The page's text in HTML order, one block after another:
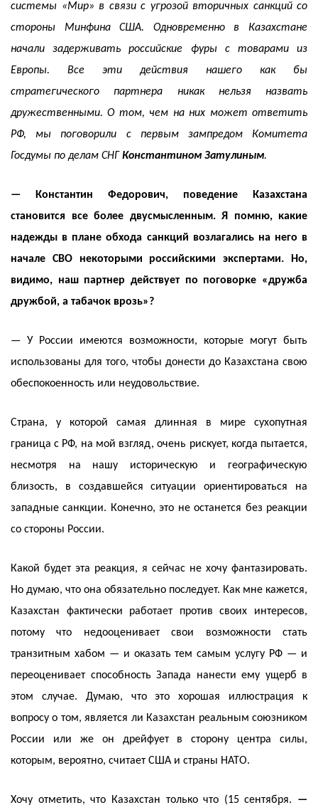
системы «Мир» в связи с угрозой вторичных санкций со
стороны Минфина США. Одновременно в Казахстане
начали задерживать российские фуры с товарами из
Европы. Все эти действия нашего как бы
стратегического партнера никак нельзя назвать
дружественными. О том, чем на них может ответить
РФ, мы поговорили с первым зампредом Комитета
Госдумы по делам СНГ Константином Затулиным.
— Константин Федорович, поведение Казахстана
становится все более двусмысленным. Я помню, какие
надежды в плане обхода санкций возлагались на него в
начале СВО некоторыми российскими экспертами. Но,
видимо, наш партнер действует по поговорке «дружба
дружбой, а табачок врозь»?
— У России имеются возможности, которые могут быть
использованы для того, чтобы донести до Казахстана свою
обеспокоенность или неудовольствие.
Страна, у которой самая длинная в мире сухопутная
граница с РФ, на мой взгляд, очень рискует, когда пытается,
несмотря на нашу историческую и географическую
близость, в создавшейся ситуации ориентироваться на
западные санкции. Конечно, это не останется без реакции
со стороны России.
Какой будет эта реакция, я сейчас не хочу фантазировать.
Но думаю, что она обязательно последует. Как мне кажется,
Казахстан фактически работает против своих интересов,
потому что недооценивает свои возможности стать
транзитным хабом — и оказать тем самым услугу РФ — и
переоценивает способность Запада нанести ему ущерб в
этом случае. Думаю, что это хорошая иллюстрация к
вопросу о том, является ли Казахстан реальным союзником
России или же он дрейфует в сторону центра силы,
которым, вероятно, считает США и страны НАТО.
Хочу отметить, что Казахстан только что (15 сентября. —